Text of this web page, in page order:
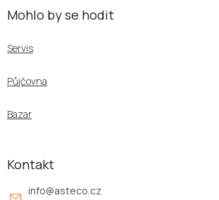
Mohlo by se hodit
Servis
Půjčovna
Bazar
Kontakt
info@asteco.cz